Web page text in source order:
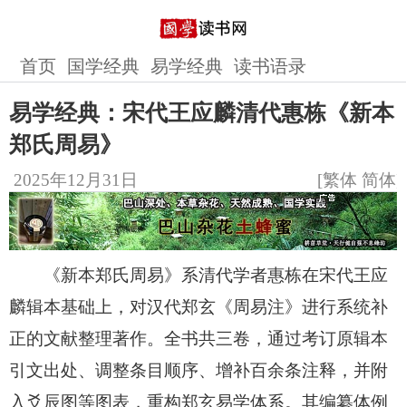
首页 国学经典 易学经典 读书语录
易学经典：宋代王应麟清代惠栋《新本
郑氏周易》
2025年12月31日 [繁体 简体
《新本郑氏周易》系清代学者惠栋在宋代王应
麟辑本基础上，对汉代郑玄《周易注》进行系统补
正的文献整理著作。全书共三卷，通过考订原辑本
引文出处、调整条目顺序、增补百余条注释，并附
入爻辰图等图表，重构郑玄易学体系。其编纂体例